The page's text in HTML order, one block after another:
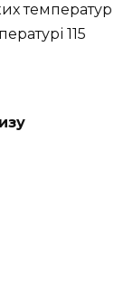
температур
115